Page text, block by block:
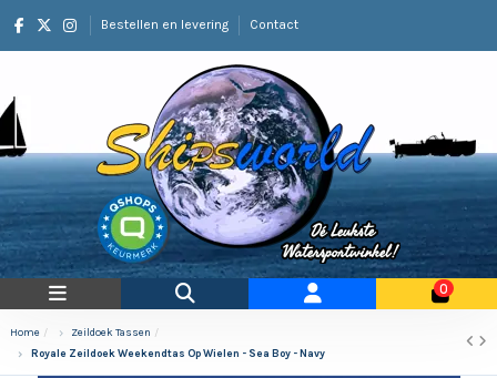
Bestellen en levering Contact
0
Home
Zeildoek Tassen
Royale Zeildoek Weekendtas Op Wielen - Sea Boy - Navy